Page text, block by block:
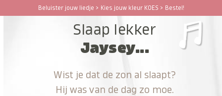
Beluister jouw liedje > Kies jouw kleur KOES > Bestel!
Open
Close
Slaap lekker
Jaysey...
Wist je dat de zon al slaapt?
Hij was van de dag zo moe.